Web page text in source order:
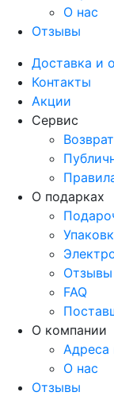
О нас
Отзывы
Доставка и
Контакты
Акции
Сервис
Возврат
О подарках
Отзывы
FAQ
О компании
Адреса
О нас
Отзывы